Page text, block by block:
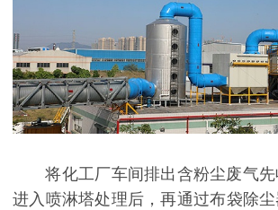
将化工厂车间排出含粉尘废气
进入喷淋塔处理后，再通过布袋除